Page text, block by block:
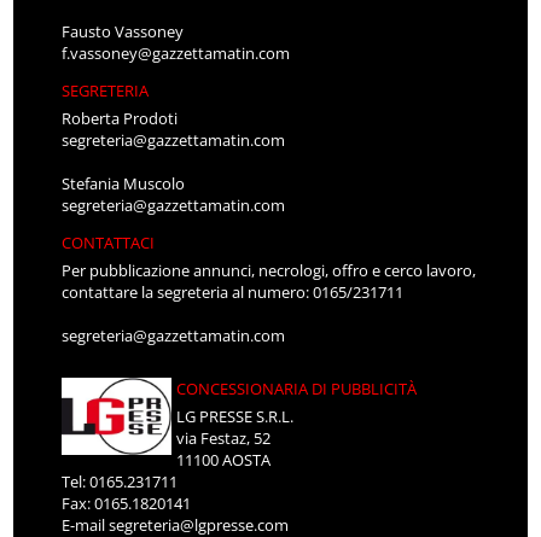
Fausto Vassoney
f.vassoney@gazzettamatin.com
SEGRETERIA
Roberta Prodoti
segreteria@gazzettamatin.com
Stefania Muscolo
segreteria@gazzettamatin.com
CONTATTACI
Per pubblicazione annunci, necrologi, offro e cerco lavoro,
contattare la segreteria al numero: 0165/231711
segreteria@gazzettamatin.com
CONCESSIONARIA DI PUBBLICITÀ
LG PRESSE S.R.L.
via Festaz, 52
11100 AOSTA
Tel: 0165.231711
Fax: 0165.1820141
E-mailsegreteria@lgpresse.com